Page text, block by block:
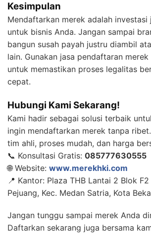
Kesimpulan
Mendaftarkan merek adalah investasi
untuk bisnis Anda. Jangan sampai
bangun susah payah justru diambil
lain. Gunakan jasa pendaftaran
untuk memastikan proses legalitas
cepat.
Hubungi Kami Sekarang!
Kami hadir sebagai solusi terbaik
ingin mendaftarkan merek tanpa
tim ahli, proses mudah, dan harga
📞 Konsultasi Gratis: 085777630555
🌐 Website: www.merekhki.com
📍 Kantor: Plaza THB Lantai 2 Blok F2
Pejuang, Kec. Medan Satria, Kota
Jangan tunggu sampai merek Anda
Daftarkan sekarang juga bersama